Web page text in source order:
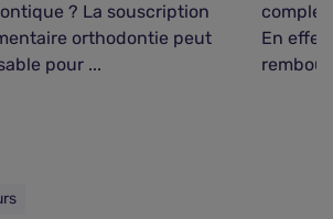
? La souscription
orthodontie peut
pour ...
En